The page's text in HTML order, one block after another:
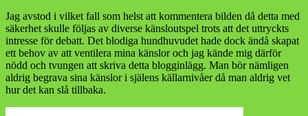
Jag avstod i vilket fall som helst att kommentera bilden då detta med
säkerhet skulle följas av diverse känsloutspel trots att det uttryckts
intresse för debatt. Det blodiga hundhuvudet hade dock ändå skapat
ett behov av att ventilera mina känslor och jag kände mig därför
nödd och tvungen att skriva detta blogginlägg. Man bör nämligen
aldrig begrava sina känslor i själens källarnivåer då man aldrig vet
hur det kan slå tillbaka.